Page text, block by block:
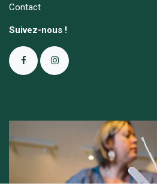
Contact
Suivez-nous !